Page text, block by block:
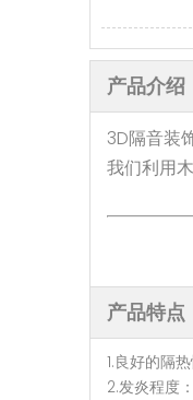
产品介绍
3D隔音装
我们利用
产品特点
1.良好的隔
2.发炎程度